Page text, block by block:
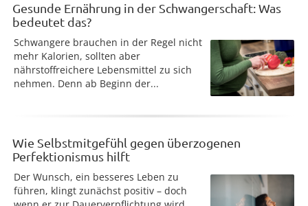
Gesunde Ernährung in der Schwangerschaft: Was
bedeutet das?
Schwangere brauchen in der Regel nicht
mehr Kalorien, sollten aber
nährstoffreichere Lebensmittel zu sich
nehmen. Denn ab Beginn der...
Wie Selbstmitgefühl gegen überzogenen
Perfektionismus hilft
Der Wunsch, ein besseres Leben zu
führen, klingt zunächst positiv – doch